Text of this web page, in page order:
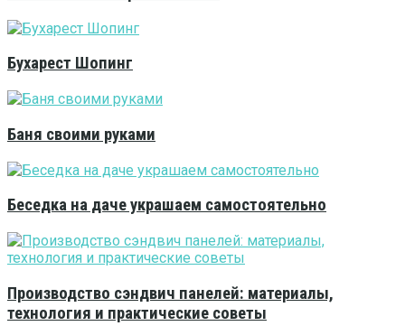
Бухарест Шопинг
Баня своими руками
Беседка на даче украшаем самостоятельно
Производство сэндвич панелей: материалы,
технология и практические советы